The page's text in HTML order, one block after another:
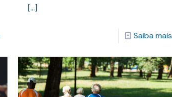
[…]
Saiba mais